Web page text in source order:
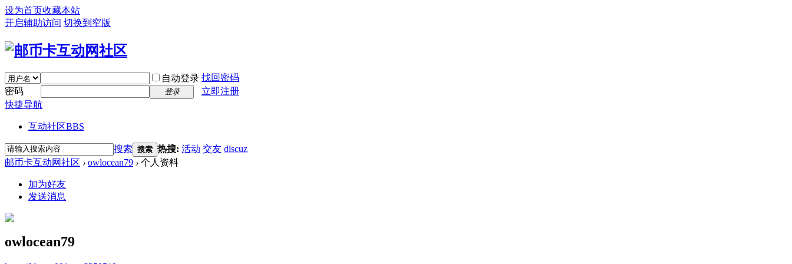
设为首页收藏本站
开启辅助访问 切换到窄版
自动登录 找回密码
密码
登录
立即注册
快捷导航
互动社区BBS
搜索 搜索 热搜: 活动 交友 discuz
邮币卡互动网社区 › owlocean79 › 个人资料
加为好友
发送消息
owlocean79